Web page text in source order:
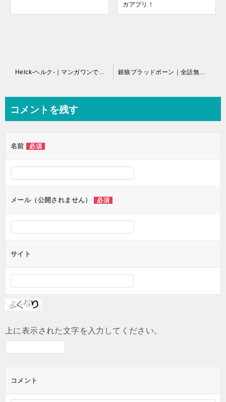
ガアプリ！
ビ
ー
シ
ョ
ン
Helck-ヘルク-｜マンガワンで全話無料 銀狼ブラッドボーン｜全話無料で読めるマンガアプリ！
コメントを残す
名前 必須
メール（公開されません） 必須
サイト
上に表示された文字を入力してください。
コメント